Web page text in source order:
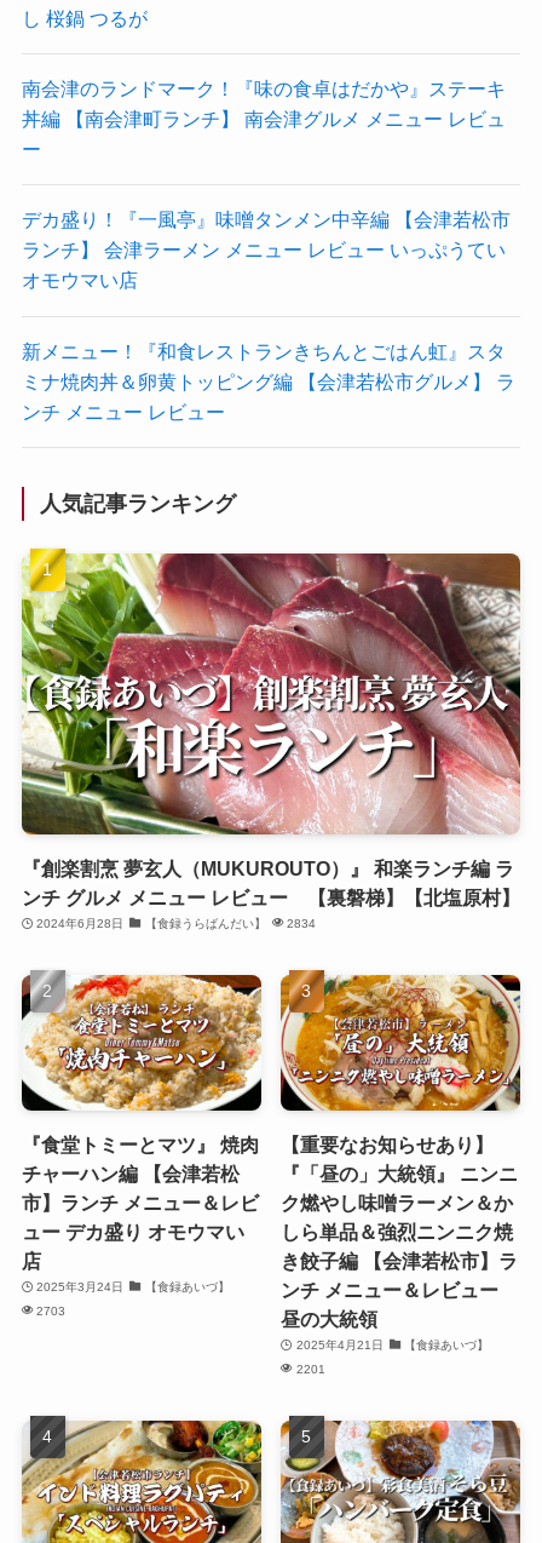
し 桜鍋 つるが
南会津のランドマーク！『味の食卓はだかや』ステーキ
丼編 【南会津町ランチ】 南会津グルメ メニュー レビュ
ー
デカ盛り！『一風亭』味噌タンメン中辛編 【会津若松市
ランチ】 会津ラーメン メニュー レビュー いっぷうてい
オモウマい店
新メニュー！『和食レストランきちんとごはん虹』スタ
ミナ焼肉丼＆卵黄トッピング編 【会津若松市グルメ】 ラ
ンチ メニュー レビュー
人気記事ランキング
『創楽割烹 夢玄人（MUKUROUTO）』 和楽ランチ編 ラ
ンチ グルメ メニュー レビュー 【裏磐梯】【北塩原村】
2024年6月28日 【食録うらばんだい】 2834
『食堂トミーとマツ』 焼肉
チャーハン編 【会津若松
市】ランチ メニュー＆レビ
ュー デカ盛り オモウマい
店
2025年3月24日
【食録あいづ】
2703
【重要なお知らせあり】
『「昼の」大統領』 ニンニ
ク燃やし味噌ラーメン＆か
しら単品＆強烈ニンニク焼
き餃子編 【会津若松市】ラ
ンチ メニュー＆レビュー
昼の大統領
2025年4月21日
【食録あいづ】
2201